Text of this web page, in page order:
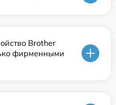
Brother
фирменными